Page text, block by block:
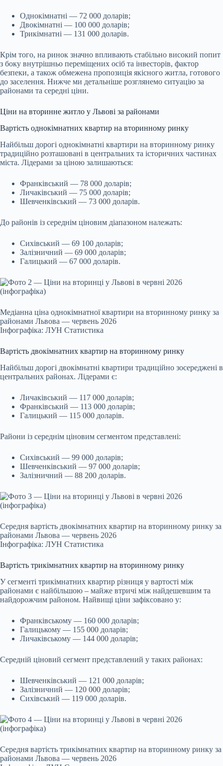
Однокімнатні — 72 000 доларів;
Двокімнатні — 100 000 доларів;
Трикімнатні — 131 000 доларів.
Крім того, на ринок значно впливають стабільно високий попит
з боку внутрішньо переміщених осіб та інвесторів, фактор
безпеки, а також обмежена пропозиція якісного житла, готового
до заселення. Нижче ми детальніше розглянемо ситуацію за
районами та середні ціни.
Ціни на вторинне житло у Львові за районами
Вартість однокімнатних квартир на вторинному ринку
Найбільш дорогі однокімнатні квартири на вторинному ринку
традиційно розташовані в центральних та історичних частинах
міста. Лідерами за ціною залишаються:
Франківський — 78 000 доларів;
Личаківський — 75 000 доларів;
Шевченківський — 73 000 доларів.
До районів із середнім ціновим діапазоном належать:
Сихівський — 69 100 доларів;
Залізничний — 69 000 доларів;
Галицький — 67 000 доларів.
Медіанна ціна однокімнатної квартири на вторинному ринку за
районами Львова — червень 2026
Інфографіка: ЛУН Статистика
Вартість двокімнатних квартир на вторинному ринку
Найбільш дорогі двокімнатні квартири традиційно зосереджені в
центральних районах. Лідерами є:
Личаківський — 117 000 доларів;
Франківський — 113 000 доларів;
Галицький — 115 000 доларів.
Райони із середнім ціновим сегментом представлені:
Сихівський — 99 000 доларів;
Шевченківський — 97 000 доларів;
Залізничний — 88 200 доларів.
Середня вартість двокімнатних квартир на вторинному ринку за
районами Львова — червень 2026
Інфографіка: ЛУН Статистика
Вартість трикімнатних квартир на вторинному ринку
У сегменті трикімнатних квартир різниця у вартості між
районами є найбільшою – майже втричі між найдешевшим та
найдорожчим районом. Найвищі ціни зафіксовано у:
Франківському — 160 000 доларів;
Галицькому — 155 000 доларів;
Личаківському — 144 000 доларів;
Середній ціновий сегмент представлений у таких районах:
Шевченківський — 121 000 доларів;
Залізничний — 120 000 доларів;
Сихівський — 119 000 доларів.
Середня вартість трикімнатних квартир на вторинному ринку за
районами Львова — червень 2026